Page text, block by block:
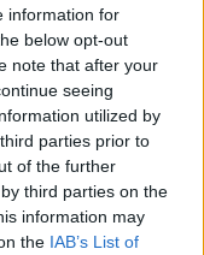
information for
below opt-out
note that after your
seeing
utilized by
parties prior to
of the further
third parties on the
information may
the IAB’s List of